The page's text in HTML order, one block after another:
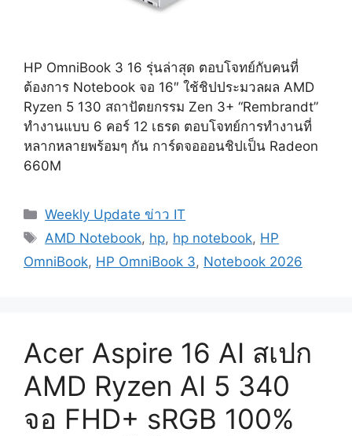
HP OmniBook 3 16 รุ่นล่าสุด ตอบโจทย์กับคนที่
ต้องการ Notebook จอ 16″ ใช้ชิปประมวลผล AMD
Ryzen 5 130 สถาปัตยกรรม Zen 3+ “Rembrandt”
ทำงานแบบ 6 คอร์ 12 เธรด ตอบโจทย์การทำงานที่
หลากหลายพร้อมๆ กัน การ์ดจอออนชิปเป็น Radeon
660M
Categories
Weekly Update ข่าว IT
Tags
AMD Notebook, hp, hp notebook, HP
OmniBook, HP OmniBook 3, Notebook 2026
Acer Aspire 16 AI สเปก
AMD Ryzen AI 5 340
จอ FHD+ sRGB 100%